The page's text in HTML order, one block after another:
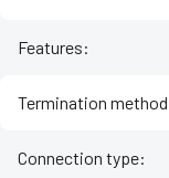
Features:
Termination method
Connection type: